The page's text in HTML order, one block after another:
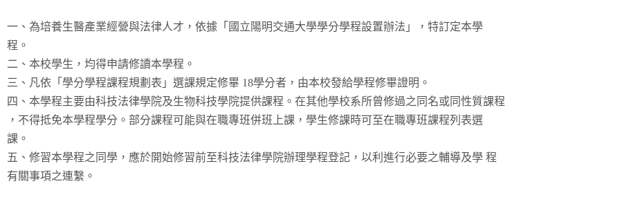
一、為培養生醫產業經營與法律人才，依據「國立陽明交通大學學分學程設置辦法」，特訂定本學
程。
二、本校學生，均得申請修讀本學程。
三、凡依「學分學程課程規劃表」選課規定修畢 18學分者，由本校發給學程修畢證明。
四、本學程主要由科技法律學院及生物科技學院提供課程。在其他學校系所曾修過之同名或同性質課程
，不得抵免本學程學分。部分課程可能與在職專班併班上課，學生修課時可至在職專班課程列表選
課。
五、修習本學程之同學，應於開始修習前至科技法律學院辦理學程登記，以利進行必要之輔導及學 程
有關事項之連繫。